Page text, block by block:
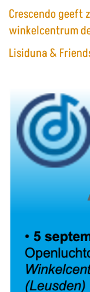
Crescendo geeft
winkelcentrum
Lisiduna &